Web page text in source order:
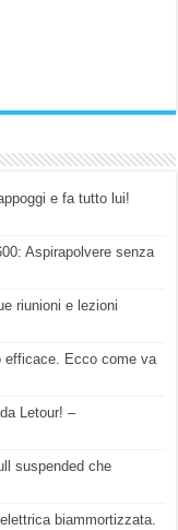
e fa tutto lui!
Aspirapolvere senza
riunioni e lezioni
efficace. Ecco come va
Letour! –
suspended che
biammortizzata.